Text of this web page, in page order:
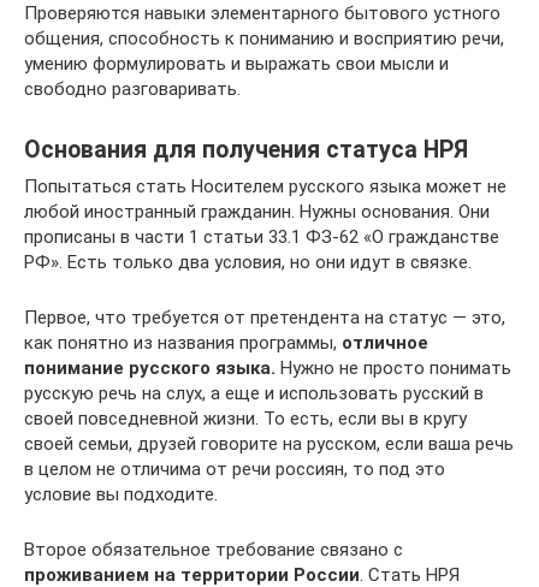
Проверяются навыки элементарного бытового устного
общения, способность к пониманию и восприятию речи,
умению формулировать и выражать свои мысли и
свободно разговаривать.
Основания для получения статуса НРЯ
Попытаться стать Носителем русского языка может не
любой иностранный гражданин. Нужны основания. Они
прописаны в части 1 статьи 33.1 ФЗ-62 «О гражданстве
РФ». Есть только два условия, но они идут в связке.
Первое, что требуется от претендента на статус — это,
как понятно из названия программы, отличное
понимание русского языка. Нужно не просто понимать
русскую речь на слух, а еще и использовать русский в
своей повседневной жизни. То есть, если вы в кругу
своей семьи, друзей говорите на русском, если ваша речь
в целом не отличима от речи россиян, то под это
условие вы подходите.
Второе обязательное требование связано с
проживанием на территории России. Стать НРЯ